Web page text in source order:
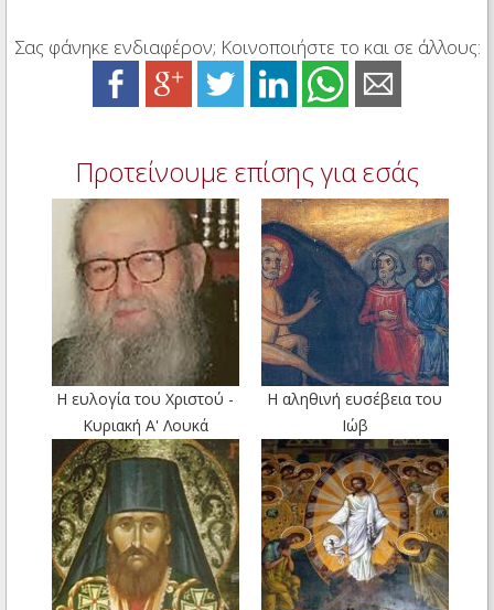
Σας φάνηκε ενδιαφέρον; Κοινοποιήστε το και σε άλλους:
Προτείνουμε επίσης για εσάς
Η ευλογία του Χριστού -
Κυριακή Α' Λουκά
Η αληθινή ευσέβεια του
Ιώβ